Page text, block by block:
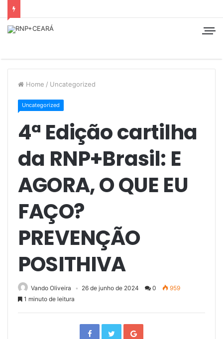
Home / Uncategorized
Uncategorized
4ª Edição cartilha
da RNP+Brasil: E
AGORA, O QUE EU
FAÇO?
PREVENÇÃO
POSITHIVA
Vando Oliveira 26 de junho de 2024 0
959
1 minuto de leitura
F T